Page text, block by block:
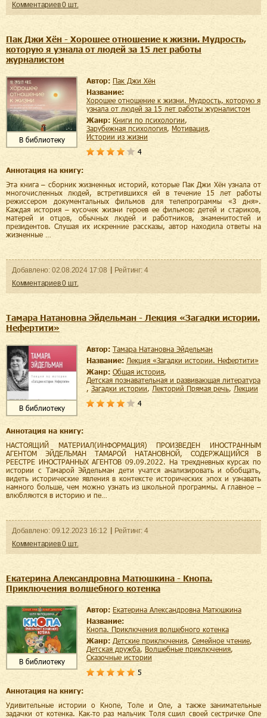
Комментариев0 шт.
Пак Джи Хён - Хорошее отношение к жизни. Мудрость,
которую я узнала от людей за 15 лет работы
журналистом
В библиотеку
Автор:
Пак Джи Хён
Название:
Хорошее отношение к жизни. Мудрость, которую я
узнала от людей за 15 лет работы журналистом
Жанр:
книги по психологии,
зарубежная психология, мотивация,
истории из жизни
4
Аннотация на книгу:
Эта книга – сборник жизненных историй, которые Пак Джи Хён узнала от
многочисленных людей, встретившихся ей в течение 15 лет работы
режиссером документальных фильмов для телепрограммы «3 дня».
Каждая история – кусочек жизни героев ее фильмов: детей и стариков,
матерей и отцов, обычных людей и работников, знаменитостей и
президентов. Слушая их искренние рассказы, автор находила ответы на
жизненные …
Добавленo: 02.08.2024 17:08 Рейтинг: 4
Комментариев0 шт.
Тамара Натановна Эйдельман - Лекция «Загадки истории.
Нефертити»
В библиотеку
Автор:
Тамара Натановна Эйдельман
Название:
Лекция «Загадки истории. Нефертити»
Жанр:
общая история,
детская познавательная и развивающая литература
,
загадки истории, лекторий Прямая речь,
лекции
4
Аннотация на книгу:
НАСТОЯЩИЙ МАТЕРИАЛ(ИНФОРМАЦИЯ) ПРОИЗВЕДЕН ИНОСТРАННЫМ
АГЕНТОМ ЭЙДЕЛЬМАН ТАМАРОЙ НАТАНОВНОЙ, СОДЕРЖАЩИЙСЯ В
РЕЕСТРЕ ИНОСТРАННЫХ АГЕНТОВ 09.09.2022. На трехдневных курсах по
истории с Тамарой Эйдельман дети учатся анализировать и обобщать,
видеть исторические явления в контексте исторических эпох и узнавать
намного больше, чем можно узнать из школьной программы. А главное –
влюбляются в историю и пе…
Добавленo: 09.12.2023 16:12 Рейтинг: 4
Комментариев0 шт.
Екатерина Александровна Матюшкина - Кнопа.
Приключения волшебного котенка
В библиотеку
Автор:
Екатерина Александровна Матюшкина
Название:
Кнопа. Приключения волшебного котенка
Жанр:
детские приключения, семейное чтение,
детская дружба, волшебные приключения,
сказочные истории
5
Аннотация на книгу:
Удивительные истории о Кнопе, Толе и Оле, а также занимательные
задачки от котенка. Как‑то раз мальчик Толя сшил своей сестричке Оле